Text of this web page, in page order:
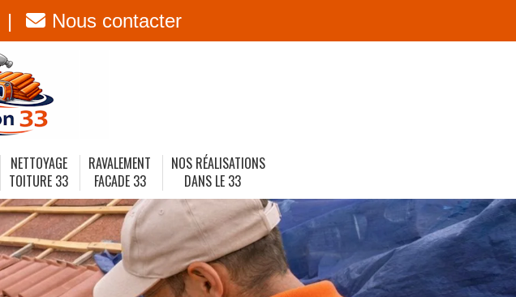
Nous contacter
NETTOYAGE
TOITURE 33
RAVALEMENT
FACADE 33
NOS RÉALISATIONS
DANS LE 33